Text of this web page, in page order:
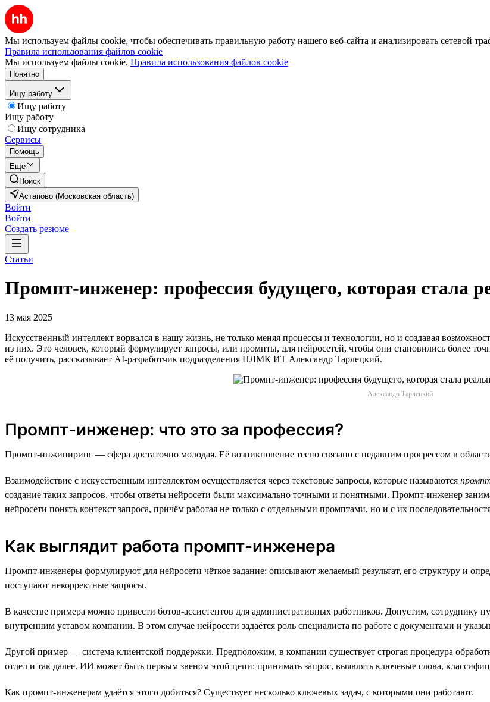
Мы используем файлы cookie, чтобы обеспечивать правильную работу нашего веб-сайта и анализировать сетевой
Правила использования файлов cookie
Мы используем файлы cookie. Правила использования файлов cookie
Понятно
Ищу работу
Ищу работу
Ищу работу
Ищу сотрудника
Сервисы
Помощь
Ещё
Поиск
Астапово (Московская область)
Войти
Войти
Создать резюме
Статьи
Промпт-инженер: профессия будущего, которая стала
13 мая 2025
Искусственный интеллект ворвался в нашу жизнь, не только меняя процессы и технологии, но и создавая
из них. Это человек, который формулирует запросы, или промпты, для нейросетей, чтобы они становились более
её получить, рассказывает AI-разработчик подразделения НЛМК ИТ Александр Тарлецкий.
Александр Тарлецкий
Промпт-инженер: что это за профессия?
Промпт-инжиниринг — сфера достаточно молодая. Её возникновение тесно связано с недавним прогрессом в
Взаимодействие с искусственным интеллектом осуществляется через текстовые запросы, которые называются
создание таких запросов, чтобы ответы нейросети были максимально точными и понятными. Промпт-инженер
нейросети понять контекст запроса, причём работая не только с отдельными промптами, но и с их
Как выглядит работа промпт-инженера
Промпт-инженеры формулируют для нейросети чёткое задание: описывают желаемый результат, его структуру и
поступают некорректные запросы.
В качестве примера можно привести ботов-ассистентов для административных работников. Допустим, сотруднику
внутренним уставом компании. В этом случае нейросети задаётся роль специалиста по работе с документами и
Другой пример — система клиентской поддержки. Предположим, в компании существует строгая процедура
отдел и так далее. ИИ может быть первым звеном этой цепи: принимать запрос, выявлять ключевые слова,
Как промпт-инженерам удаётся этого добиться? Существует несколько ключевых задач, с которыми они работают.